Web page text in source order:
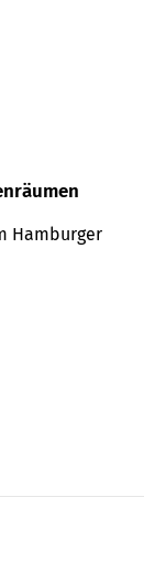
Hamburger